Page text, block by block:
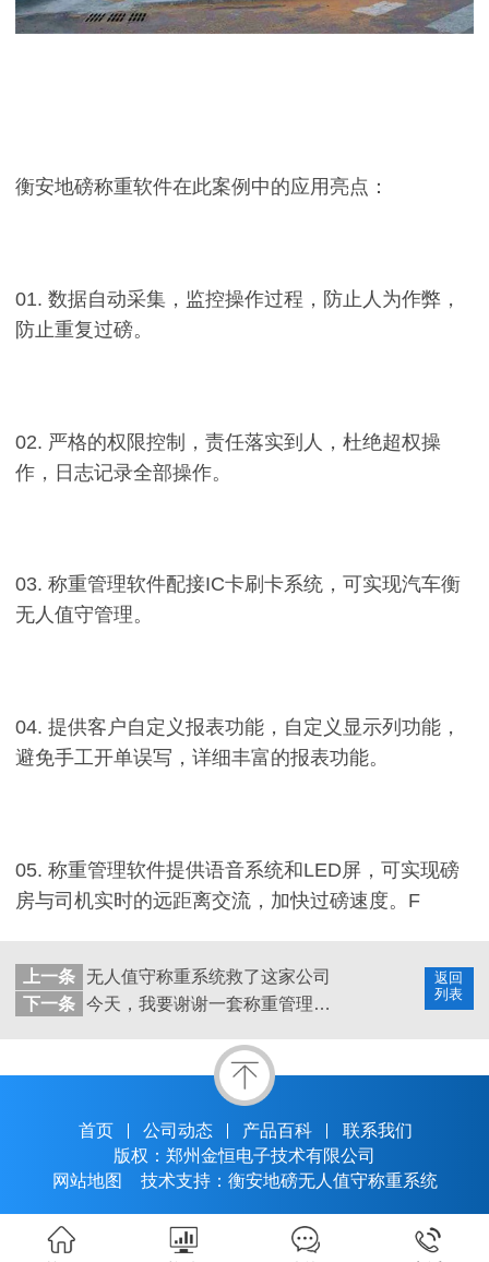
衡安地磅称重软件在此案例中的应用亮点：
01. 数据自动采集，监控操作过程，防止人为作弊，
防止重复过磅。
02. 严格的权限控制，责任落实到人，杜绝超权操
作，日志记录全部操作。
03. 称重管理软件配接IC卡刷卡系统，可实现汽车衡
无人值守管理。
04. 提供客户自定义报表功能，自定义显示列功能，
避免手工开单误写，详细丰富的报表功能。
05. 称重管理软件提供语音系统和LED屏，可实现磅
房与司机实时的远距离交流，加快过磅速度。F
返回
列表
上一条
无人值守称重系统救了这家公司
下一条
今天，我要谢谢一套称重管理软件
首页 公司动态 产品百科
联系我们
版权：郑州金恒电子技术有限公司
网站地图
技术支持：衡安地磅无人值守称重系统